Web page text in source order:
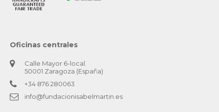
Oficinas centrales
Calle Mayor 6-local.
50001 Zaragoza (España)
+34 876 280063
info@fundacionisabelmartin.es